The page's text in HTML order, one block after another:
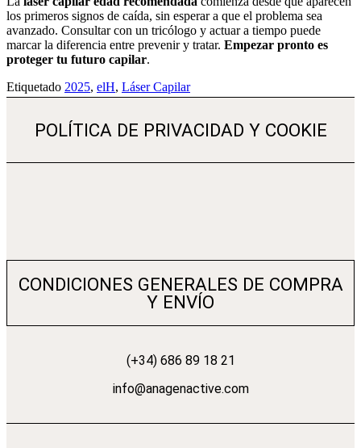
los primeros signos de caída, sin esperar a que el problema sea
avanzado. Consultar con un tricólogo y actuar a tiempo puede
marcar la diferencia entre prevenir y tratar. Empezar pronto es
proteger tu futuro capilar.
Etiquetado 2025, elH, Láser Capilar
POLÍTICA DE PRIVACIDAD Y COOKIE
CONDICIONES GENERALES DE COMPRA
Y ENVÍO
(+34) 686 89 18 21
info@anagenactive.com